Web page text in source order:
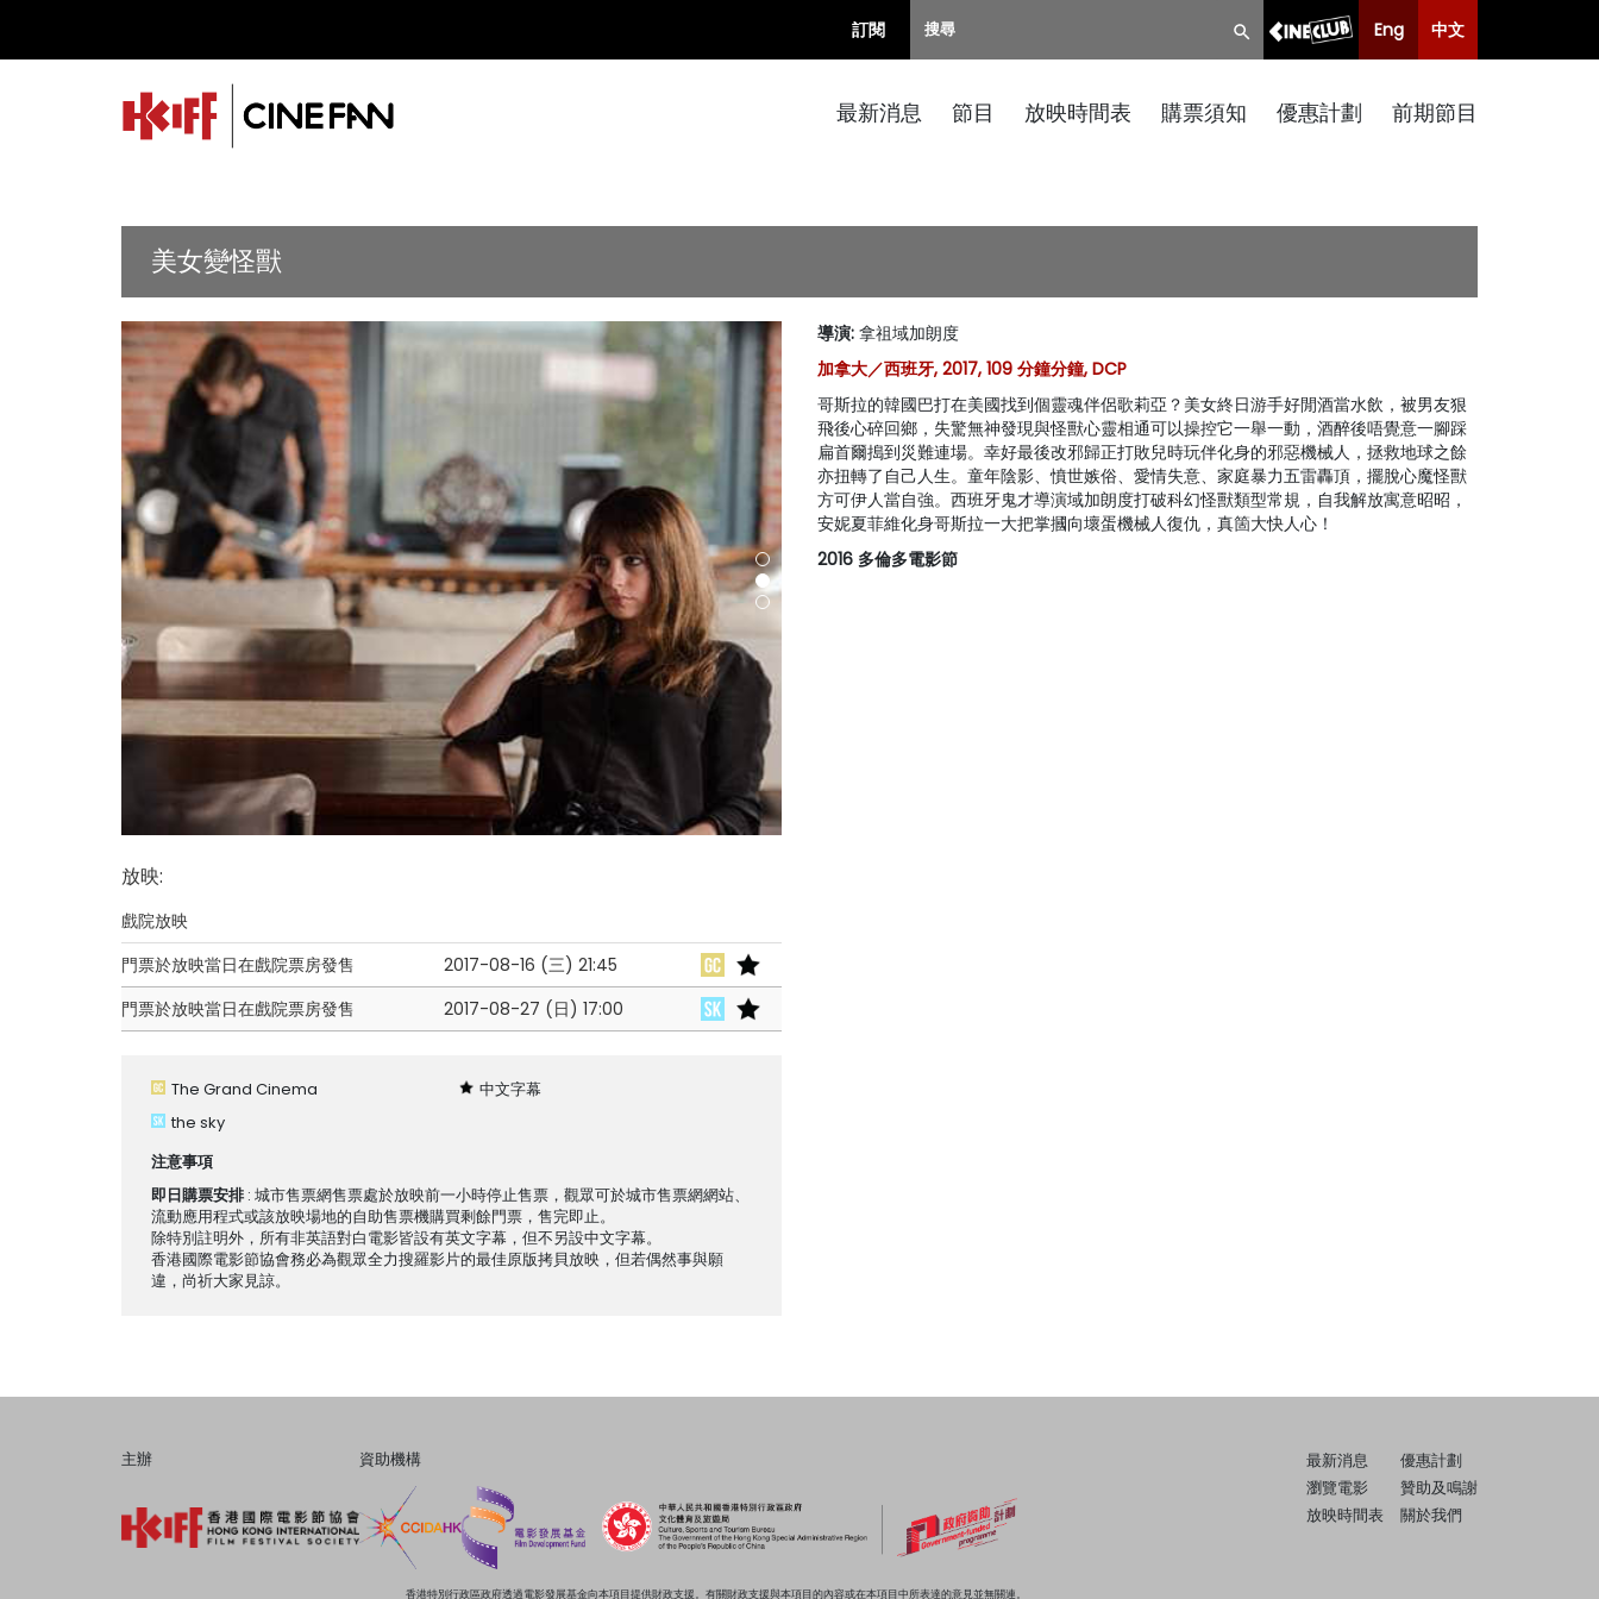
訂閱 Eng 中文
最新消息 節目 放映時間表 購票須知 優惠計劃 前期節目
美女變怪獸
導演: 拿祖域加朗度
加拿大／西班牙, 2017, 109 分鐘分鐘, DCP
哥斯拉的韓國巴打在美國找到個靈魂伴侶歌莉亞？美女終日游手好閒酒當水飲，被男友狠
飛後心碎回鄉，失驚無神發現與怪獸心靈相通可以操控它一舉一動，酒醉後唔覺意一腳踩
扁首爾搗到災難連場。幸好最後改邪歸正打敗兒時玩伴化身的邪惡機械人，拯救地球之餘
亦扭轉了自己人生。童年陰影、憤世嫉俗、愛情失意、家庭暴力五雷轟頂，擺脫心魔怪獸
方可伊人當自強。西班牙鬼才導演域加朗度打破科幻怪獸類型常規，自我解放寓意昭昭，
安妮夏菲維化身哥斯拉一大把掌摑向壞蛋機械人復仇，真箇大快人心！
2016 多倫多電影節
放映:
戲院放映
門票於放映當日在戲院票房發售
2017-08-16 (三) 21:45
門票於放映當日在戲院票房發售
2017-08-27 (日) 17:00
The Grand Cinema
the sky
中文字幕
注意事項
即日購票安排 : 城市售票網售票處於放映前一小時停止售票，觀眾可於城市售票網網站、
流動應用程式或該放映場地的自助售票機購買剩餘門票，售完即止。
除特別註明外，所有非英語對白電影皆設有英文字幕，但不另設中文字幕。
香港國際電影節協會務必為觀眾全力搜羅影片的最佳原版拷貝放映，但若偶然事與願
違，尚祈大家見諒。
主辦 資助機構
最新消息
瀏覽電影
放映時間表
優惠計劃
贊助及鳴謝
關於我們
香港特別行政區政府透過電影發展基金向本項目提供財政支援。有關財政支援與本項目的內容或在本項目中所表達的意見並無關連。